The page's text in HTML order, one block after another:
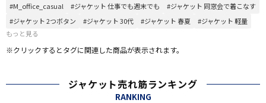
#M_office_casual #ジャケット 仕事でも週末でも
#ジャケット 同窓会で着こなす
#ジャケット 2つボタン
#ジャケット 30代 #ジャケット 春夏
#ジャケット 軽量
もっと見る
※クリックするとタグに関連した商品が表示されます。
ジャケット売れ筋ランキング
RANKING